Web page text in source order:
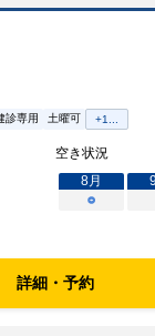
診専用 土曜可 +1...
空き状況
8月
○
詳細・予約